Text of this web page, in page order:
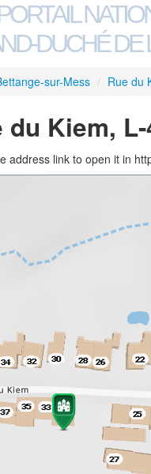
DUCHÉ
sur-Mess / Rue du
du Kiem,
address link to open it in